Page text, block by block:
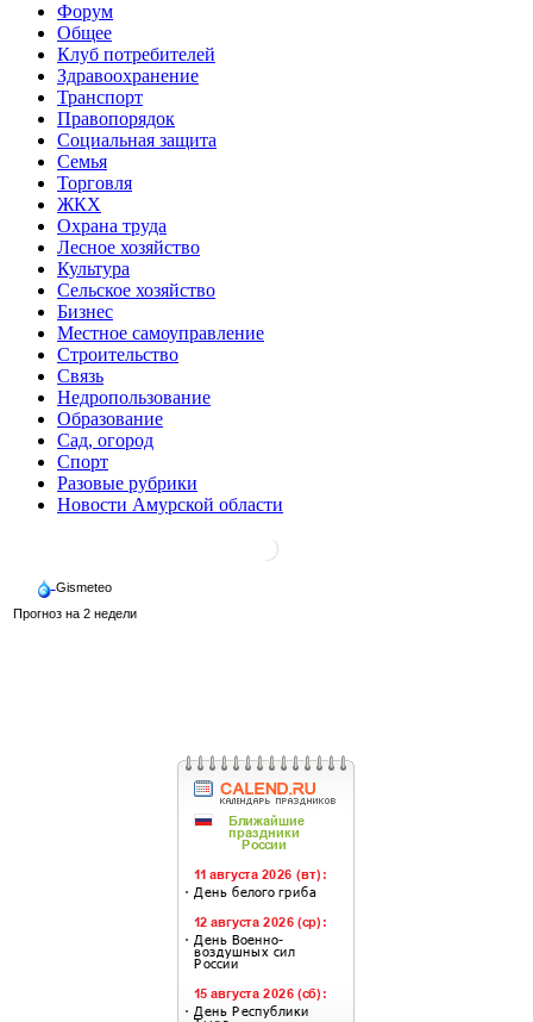
Форум
Общее
Клуб потребителей
Здравоохранение
Транспорт
Правопорядок
Социальная защита
Семья
Торговля
ЖКХ
Охрана труда
Лесное хозяйство
Культура
Сельское хозяйство
Бизнес
Местное самоуправление
Строительство
Связь
Недропользование
Образование
Сад, огород
Спорт
Разовые рубрики
Новости Амурской области